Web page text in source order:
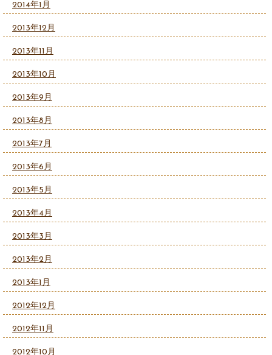
2014年1月
2013年12月
2013年11月
2013年10月
2013年9月
2013年8月
2013年7月
2013年6月
2013年5月
2013年4月
2013年3月
2013年2月
2013年1月
2012年12月
2012年11月
2012年10月